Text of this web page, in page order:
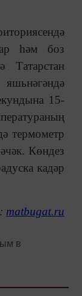
һәм боз
15-
термометр
Көндез
кадәр
matbugat.ru
в